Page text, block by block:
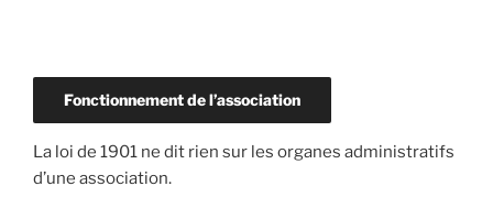
Fonctionnement de l’association
La loi de 1901 ne dit rien sur les organes administratifs
d’une association.